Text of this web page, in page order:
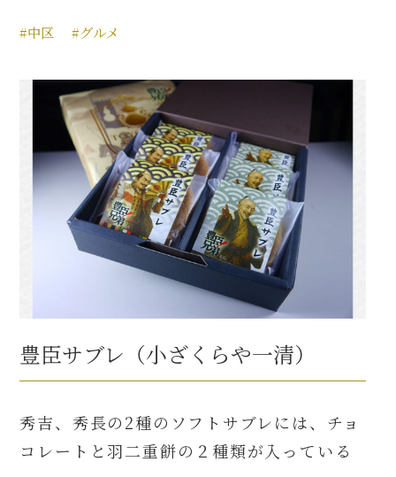
#中区 #グルメ
豊臣サブレ（小ざくらや一清）
秀吉、秀長の2種のソフトサブレには、チョ
コレートと羽二重餅の２種類が入っている